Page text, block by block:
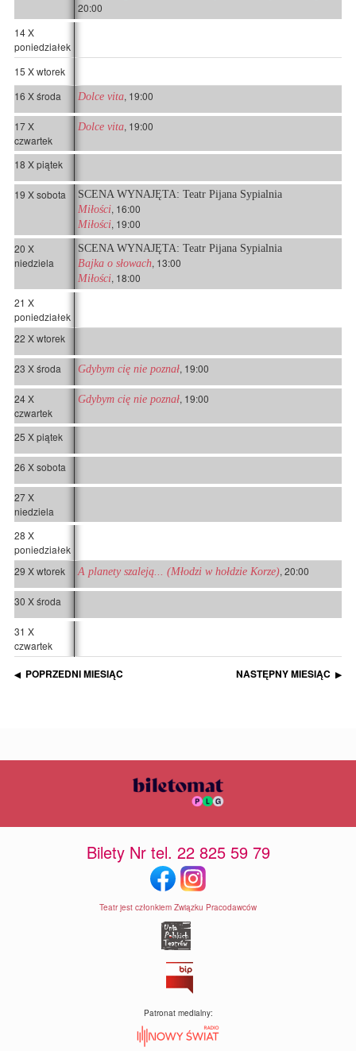
20:00
14 X
poniedziałek
15 X wtorek
16 X środa
Dolce vita, 19:00
17 X
czwartek
Dolce vita, 19:00
18 X piątek
19 X sobota
SCENA WYNAJĘTA: Teatr Pijana Sypialnia
Miłości, 16:00
Miłości, 19:00
20 X
niedziela
SCENA WYNAJĘTA: Teatr Pijana Sypialnia
Bajka o słowach, 13:00
Miłości, 18:00
21 X
poniedziałek
22 X wtorek
23 X środa Gdybym cię nie poznał, 19:00
24 X
czwartek
Gdybym cię nie poznał, 19:00
25 X piątek
26 X sobota
27 X
niedziela
28 X
poniedziałek
29 X wtorek
A planety szaleją... (Młodzi w hołdzie Korze), 20:00
30 X środa
31 X
czwartek
◀ POPRZEDNI MIESIĄC NASTĘPNY MIESIĄC ▶
Bilety Nr tel. 22 825 59 79
Teatr jest członkiem Związku Pracodawców
Patronat medialny: